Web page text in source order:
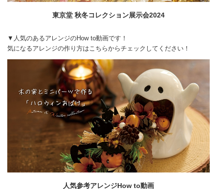
東京堂 秋冬コレクション展示会2024
▼人気のあるアレンジのHow to動画です！
気になるアレンジの作り方はこちらからチェックしてください！
人気参考アレンジHow to動画